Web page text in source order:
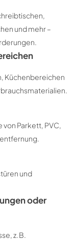
und mehr –
Küchenbereichen
Parkett, PVC,
und
oder
z. B.